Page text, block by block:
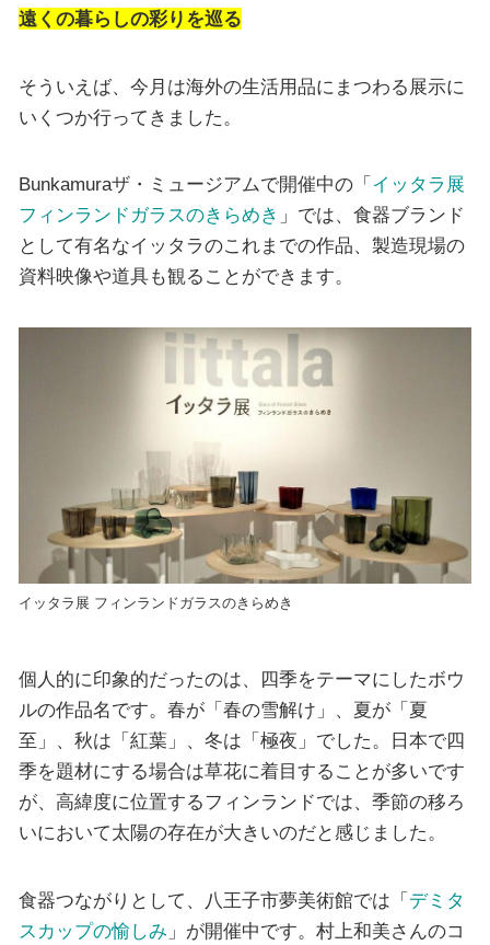
遠くの暮らしの彩りを巡る
そういえば、今月は海外の生活用品にまつわる展示に
いくつか行ってきました。
Bunkamuraザ・ミュージアムで開催中の「 イッタラ展
フィンランドガラスのきらめき 」では、食器ブランド
として有名なイッタラのこれまでの作品、製造現場の
資料映像や道具も観ることができます。
イッタラ展 フィンランドガラスのきらめき
個人的に印象的だったのは、四季をテーマにしたボウ
ルの作品名です。春が「春の雪解け」、夏が「夏
至」、秋は「紅葉」、冬は「極夜」でした。日本で四
季を題材にする場合は草花に着目することが多いです
が、高緯度に位置するフィンランドでは、季節の移ろ
いにおいて太陽の存在が大きいのだと感じました。
食器つながりとして、八王子市夢美術館では「デミタ
スカップの愉しみ 」が開催中です。村上和美さんのコ